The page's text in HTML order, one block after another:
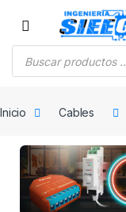
Saltar a la navegación
Saltar al contenido
Inicio Cables